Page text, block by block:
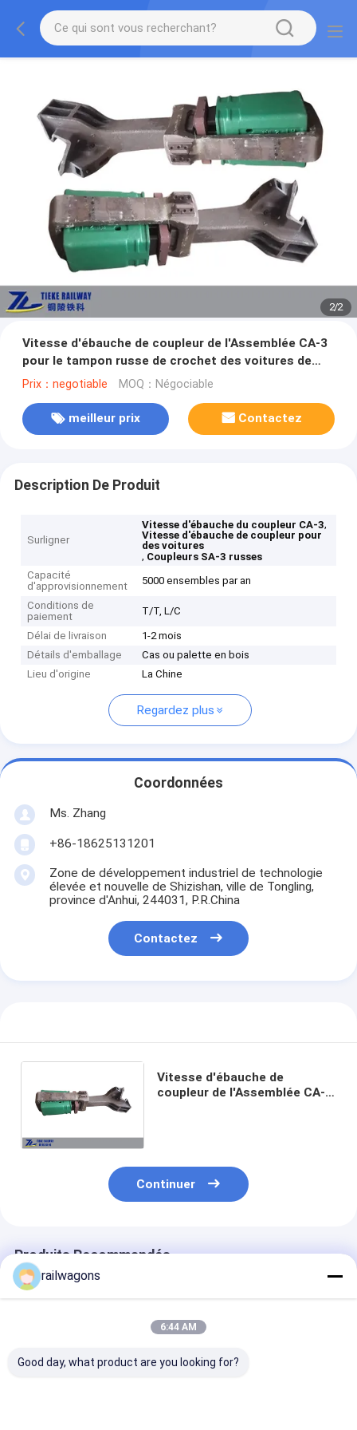
2/2
Vitesse d'ébauche de coupleur de l'Assemblée CA-3
pour le tampon russe de crochet des voitures de
fret SA-3
Prix：negotiable MOQ：Négociable
meilleur prix Contactez
Description De Produit
Surligner
Vitesse d'ébauche du coupleur CA-3,
Vitesse d'ébauche de coupleur pour
des voitures
, Coupleurs SA-3 russes
Capacité
d'approvisionnement
5000 ensembles par an
Conditions de
paiement
T/T, L/C
Délai de livraison
1-2 mois
Détails d'emballage
Cas ou palette en bois
Lieu d'origine
La Chine
Regardez plus
Coordonnées
Ms. Zhang
+86-18625131201
Zone de développement industriel de technologie
élevée et nouvelle de Shizishan, ville de Tongling,
province d'Anhui, 244031, P.R.China
Contactez
Vitesse d'ébauche de
coupleur de l'Assemblée CA-3
Continuer
Produits Recommandés
railwagons
6:44 AM
Good day, what product are you looking for?